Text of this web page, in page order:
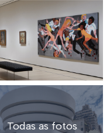
Todas as fotos